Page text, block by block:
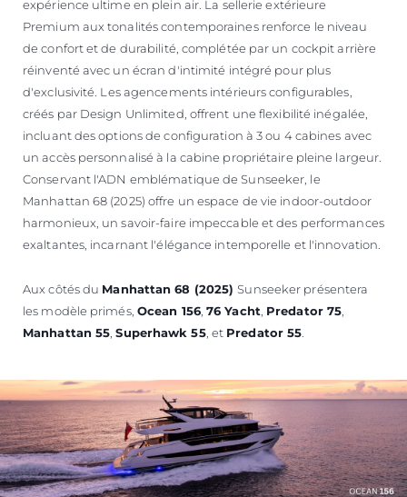
expérience ultime en plein air. La sellerie extérieure
Premium aux tonalités contemporaines renforce le niveau
de confort et de durabilité, complétée par un cockpit arrière
réinventé avec un écran d'intimité intégré pour plus
d'exclusivité. Les agencements intérieurs configurables,
créés par Design Unlimited, offrent une flexibilité inégalée,
incluant des options de configuration à 3 ou 4 cabines avec
un accès personnalisé à la cabine propriétaire pleine largeur.
Conservant l'ADN emblématique de Sunseeker, le
Manhattan 68 (2025) offre un espace de vie indoor-outdoor
harmonieux, un savoir-faire impeccable et des performances
exaltantes, incarnant l'élégance intemporelle et l'innovation.
Aux côtés du Manhattan 68 (2025)Sunseeker présentera
les modèle primés, Ocean 156,76 Yacht, Predator 75,
Manhattan 55,Superhawk 55, et Predator 55.